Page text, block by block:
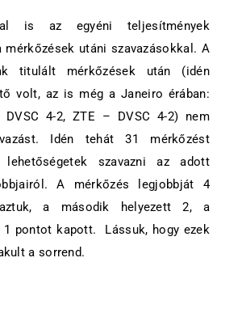
is az egyéni teljesítmények
mérkőzések utáni szavazásokkal. A
titulált mérkőzések után (idén
volt, az is még a Janeiro érában:
DVSC 4-2, ZTE – DVSC 4-2) nem
Idén tehát 31 mérkőzést
szavazni az adott
A mérkőzés legjobbját 4
a második helyezett 2, a
1 pontot kapott. Lássuk, hogy ezek
a sorrend.